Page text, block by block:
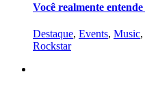
Você realmente
Destaque, Events, Music,
Rockstar